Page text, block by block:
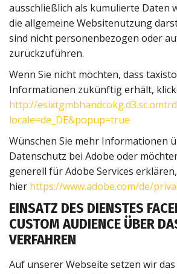
ausschließlich als kumulierte Daten
die allgemeine Websitenutzung
sind nicht personenbezogen oder
zurückzuführen.
Wenn Sie nicht möchten, dass
Informationen zukünftig erhält,
http://
locale=de_DE&popup=true
Wünschen Sie mehr Informationen
Datenschutz bei Adobe oder
generell für Adobe Services
hier https://www.adobe.com/de/
EINSATZ DES DIENSTES
CUSTOM AUDIENCE ÜBER
VERFAHREN
Auf unserer Webseite setzen wir